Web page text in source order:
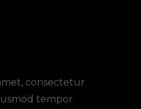
consectetur
tempor